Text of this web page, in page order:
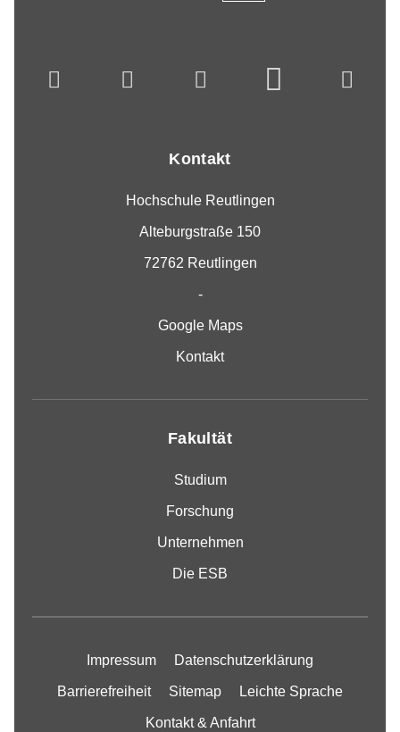
Kontakt
Hochschule Reutlingen
Alteburgstraße 150
72762 Reutlingen
-
Google Maps
Kontakt
Fakultät
Studium
Forschung
Unternehmen
Die ESB
Impressum Datenschutzerklärung
Barrierefreiheit Sitemap Leichte Sprache
Kontakt & Anfahrt